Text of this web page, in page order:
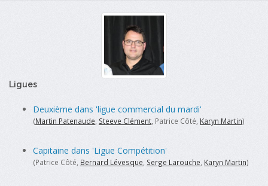
Ligues
Deuxième dans 'ligue commercial du mardi'
(Martin Patenaude Steeve Clément , Patrice Côté, Karyn Martin)
Capitaine dans 'Ligue Compétition'
(Patrice Côté, Bernard Lévesque, Serge Larouche, Karyn Martin)